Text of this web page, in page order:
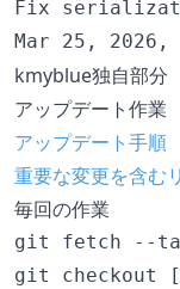
Fix
kmyblue独自部分
アップデート作業
アップデート手順
重要な変更を含む
毎回の作業
git fetch --
git checkout